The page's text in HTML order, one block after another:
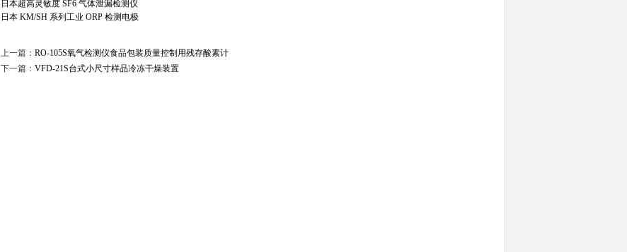
日本超高灵敏度 SF6 气体泄漏检测仪
日本 KM/SH 系列工业 ORP 检测电极
上一篇： RO-105S氧气检测仪食品包装质量控制用残存酸素计
下一篇： VFD-21S台式小尺寸样品冷冻干燥装置